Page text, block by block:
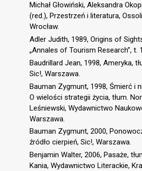
Michał Głowiński, Aleksandra
(red.), Przestrzeń i literatura,
Wrocław.
Adler Judith, 1989, Origins of
„Annales of Tourism Research”, t.
Baudrillard Jean, 1998, Ameryka,
Sic!, Warszawa.
Bauman Zygmunt, 1998, Śmierć i
O wielości strategii życia, tłum.
Leśniewski, Wydawnictwo
Warszawa.
Bauman Zygmunt, 2000,
źródło cierpień, Sic!, Warszawa.
Benjamin Walter, 2006, Pasaże,
Kania, Wydawnictwo Literackie,